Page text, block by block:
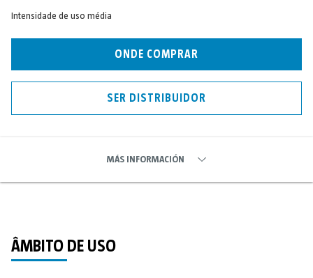
Intensidade de uso média
ONDE COMPRAR
SER DISTRIBUIDOR
MÁS INFORMACIÓN
ÂMBITO DE USO